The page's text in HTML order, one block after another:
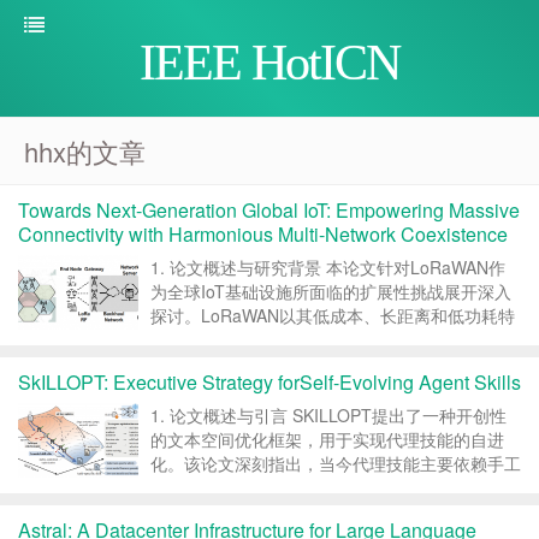
IEEE HotICN
hhx的文章
Towards Next-Generation Global IoT: Empowering Massive
Connectivity with Harmonious Multi-Network Coexistence
1. 论文概述与研究背景 本论文针对LoRaWAN作
为全球IoT基础设施所面临的扩展性挑战展开深入
探讨。LoRaWAN以其低成本、长距离和低功耗特
过对真实运营LoRaWAN网络的实证...
SkILLOPT: Executive Strategy forSelf-Evolving Agent Skills
1. 论文概述与引言 SKILLOPT提出了一种开创性
的文本空间优化框架，用于实现代理技能的自进
化。该论文深刻指出，当今代理技能主要依赖手工
Astral: A Datacenter Infrastructure for Large Language